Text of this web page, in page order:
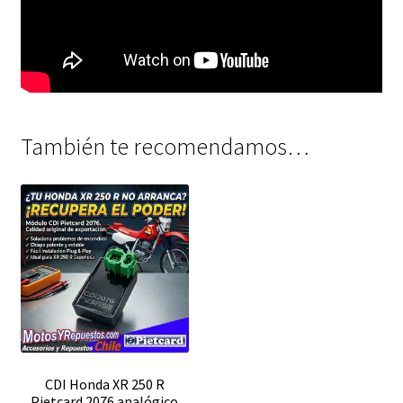
También te recomendamos…
CDI Honda XR 250 R